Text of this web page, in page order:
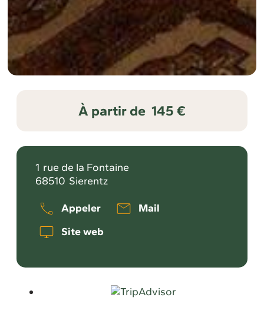
À partir de 145 €
1 rue de la Fontaine
68510 Sierentz
Appeler
Mail
Site web